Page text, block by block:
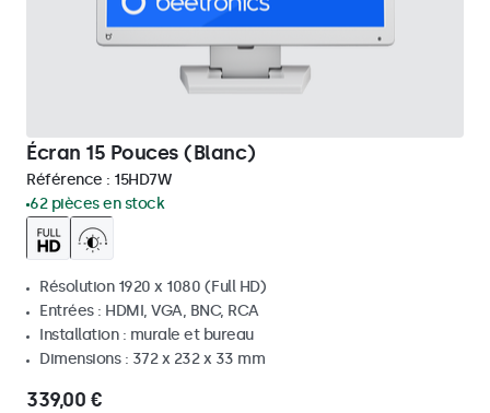
Écran 15 Pouces (Blanc)
Référence : 15HD7W
62 pièces en stock
Résolution 1920 x 1080 (Full HD)
Entrées : HDMI, VGA, BNC, RCA
Installation : murale et bureau
Dimensions : 372 x 232 x 33 mm
339,00 €